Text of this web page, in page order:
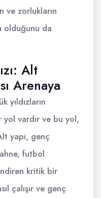
ve zorlukların
olduğunu da
Alt
Arenaya
yıldızların
vardır ve bu yol,
yapı, genç
futbol
kritik bir
çalışır ve genç